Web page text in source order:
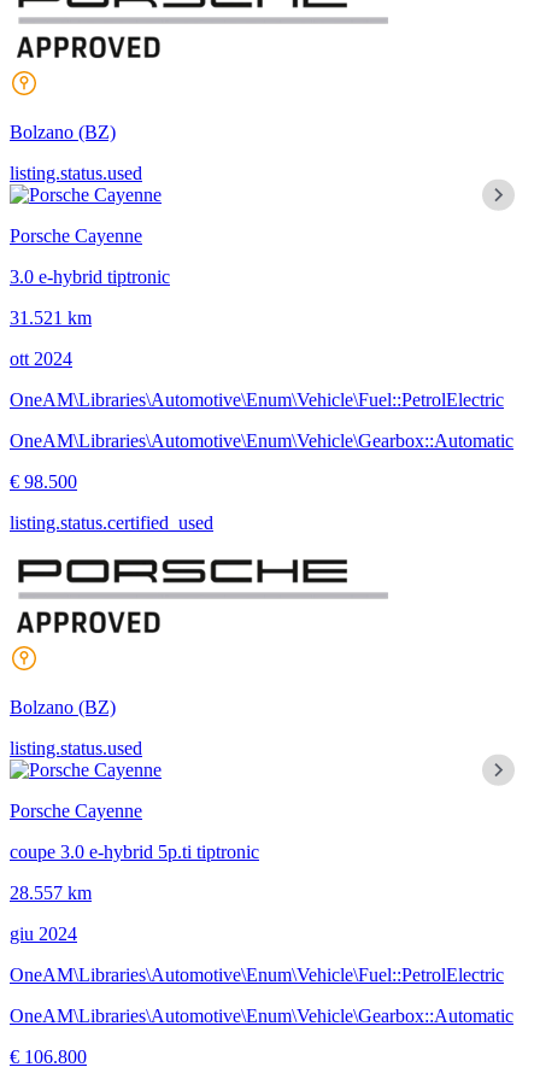
Bolzano (BZ)
listing.status.used
Porsche Cayenne
3.0 e-hybrid tiptronic
31.521 km
ott 2024
OneAM\Libraries\Automotive\Enum\Vehicle\Fuel::PetrolElectric
OneAM\Libraries\Automotive\Enum\Vehicle\Gearbox::Automatic
€ 98.500
listing.status.certified_used
Bolzano (BZ)
listing.status.used
Porsche Cayenne
coupe 3.0 e-hybrid 5p.ti tiptronic
28.557 km
giu 2024
OneAM\Libraries\Automotive\Enum\Vehicle\Fuel::PetrolElectric
OneAM\Libraries\Automotive\Enum\Vehicle\Gearbox::Automatic
€ 106.800